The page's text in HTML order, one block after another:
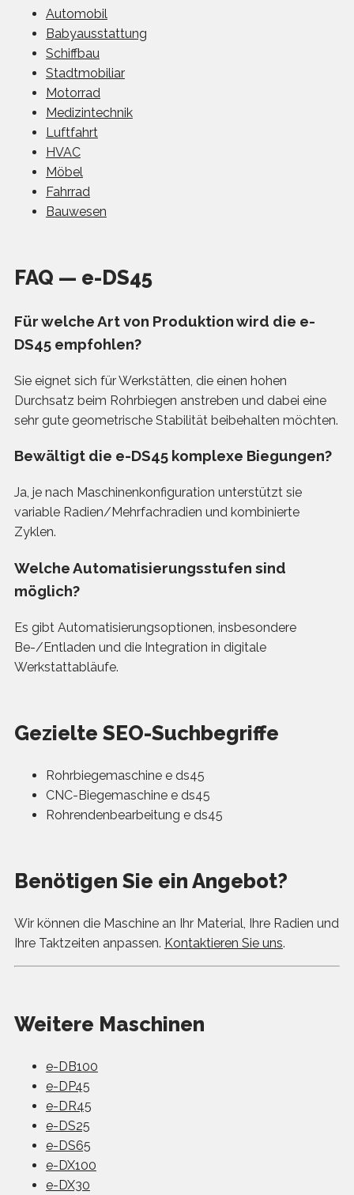
Automobil
Babyausstattung
Schiffbau
Stadtmobiliar
Motorrad
Medizintechnik
Luftfahrt
HVAC
Möbel
Fahrrad
Bauwesen
FAQ — e-DS45
Für welche Art von Produktion wird die e-
DS45 empfohlen?
Sie eignet sich für Werkstätten, die einen hohen
Durchsatz beim Rohrbiegen anstreben und dabei eine
sehr gute geometrische Stabilität beibehalten möchten.
Bewältigt die e-DS45 komplexe Biegungen?
Ja, je nach Maschinenkonfiguration unterstützt sie
variable Radien/Mehrfachradien und kombinierte
Zyklen.
Welche Automatisierungsstufen sind
möglich?
Es gibt Automatisierungsoptionen, insbesondere
Be-/Entladen und die Integration in digitale
Werkstattabläufe.
Gezielte SEO-Suchbegriffe
Rohrbiegemaschine e ds45
CNC-Biegemaschine e ds45
Rohrendenbearbeitung e ds45
Benötigen Sie ein Angebot?
Wir können die Maschine an Ihr Material, Ihre Radien und
Ihre Taktzeiten anpassen. Kontaktieren Sie uns.
Weitere Maschinen
e-DB100
e-DP45
e-DR45
e-DS25
e-DS65
e-DX100
e-DX30